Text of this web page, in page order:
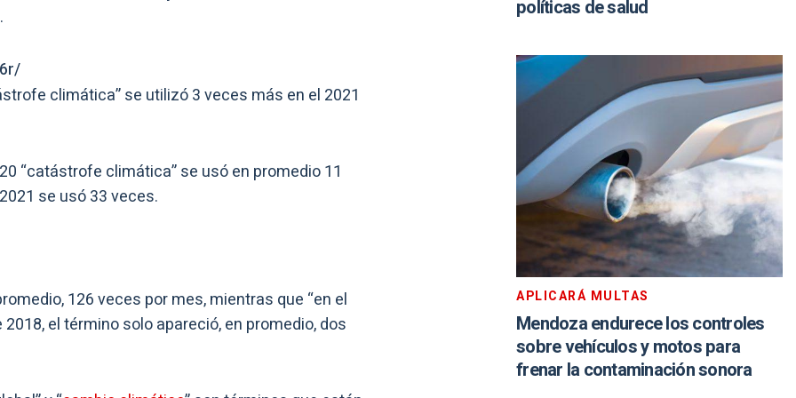
climática” se utilizó 3 veces más en el 2021
“catástrofe climática” se usó en promedio 11
se usó 33 veces.
126 veces por mes, mientras que “en el
el término solo apareció, en promedio, dos
políticas de salud
APLICARÁ MULTAS
Mendoza endurece los controles
sobre vehículos y motos para
frenar la contaminación sonora